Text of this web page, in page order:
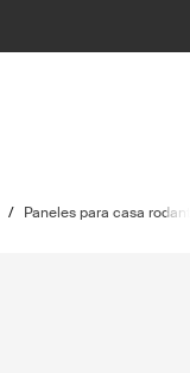
/ Paneles para casa